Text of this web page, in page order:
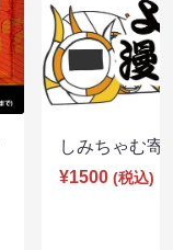
しみちゃむ
¥1500 (税込)